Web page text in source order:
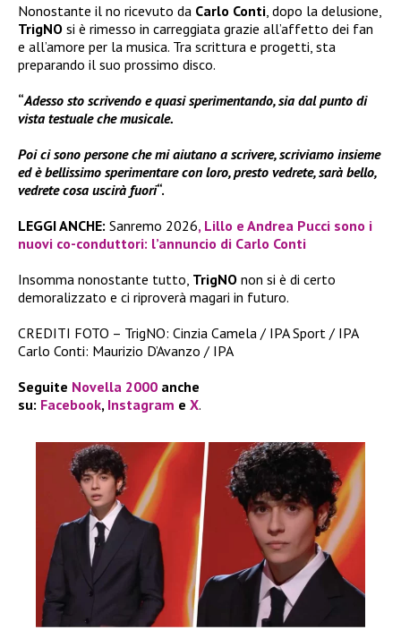
Nonostante il no ricevuto da Carlo Conti , dopo la delusione,
TrigNO si è rimesso in carreggiata grazie all’affetto dei fan
e all’amore per la musica. Tra scrittura e progetti, sta
preparando il suo prossimo disco.
“Adesso sto scrivendo e quasi sperimentando, sia dal punto di
vista testuale che musicale.
Poi ci sono persone che mi aiutano a scrivere, scriviamo insieme
ed è bellissimo sperimentare con loro, presto vedrete, sarà bello,
vedrete cosa uscirà fuori“.
LEGGI ANCHE: Sanremo 2026, Lillo e Andrea Pucci sono i
nuovi co-conduttori: l’annuncio di Carlo Conti
Insomma nonostante tutto, TrigNO non si è di certo
demoralizzato e ci riproverà magari in futuro.
CREDITI FOTO – TrigNO: Cinzia Camela / IPA Sport / IPA
Carlo Conti: Maurizio D’Avanzo / IPA
Seguite Novella 2000 anche
su: Facebook, Instagram e X.